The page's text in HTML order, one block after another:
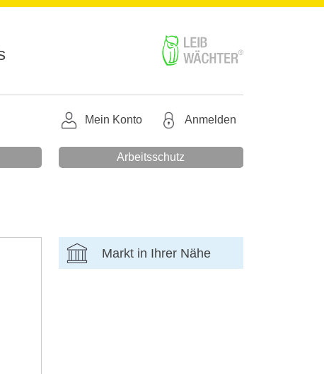
Mein Konto Anmelden
Arbeitsschutz
Markt in Ihrer Nähe